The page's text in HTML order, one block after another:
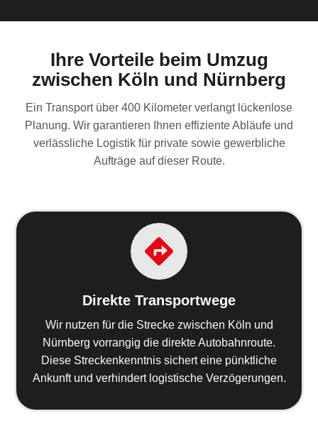
Ihre Vorteile beim Umzug
zwischen Köln und Nürnberg
Ein Transport über 400 Kilometer verlangt lückenlose
Planung. Wir garantieren Ihnen effiziente Abläufe und
verlässliche Logistik für private sowie gewerbliche
Aufträge auf dieser Route.
Direkte Transportwege
Wir nutzen für die Strecke zwischen Köln und
Nürnberg vorrangig die direkte Autobahnroute.
Diese Streckenkenntnis sichert eine pünktliche
Ankunft und verhindert logistische Verzögerungen.